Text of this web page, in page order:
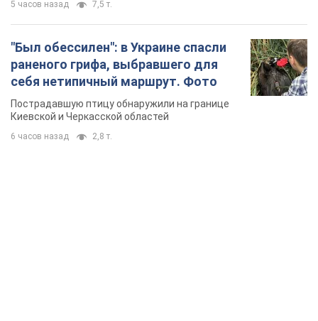
5 часов назад 7,5 т.
"Был обессилен": в Украине спасли
раненого грифа, выбравшего для
себя нетипичный маршрут. Фото
Пострадавшую птицу обнаружили на границе
Киевской и Черкасской областей
6 часов назад 2,8 т.